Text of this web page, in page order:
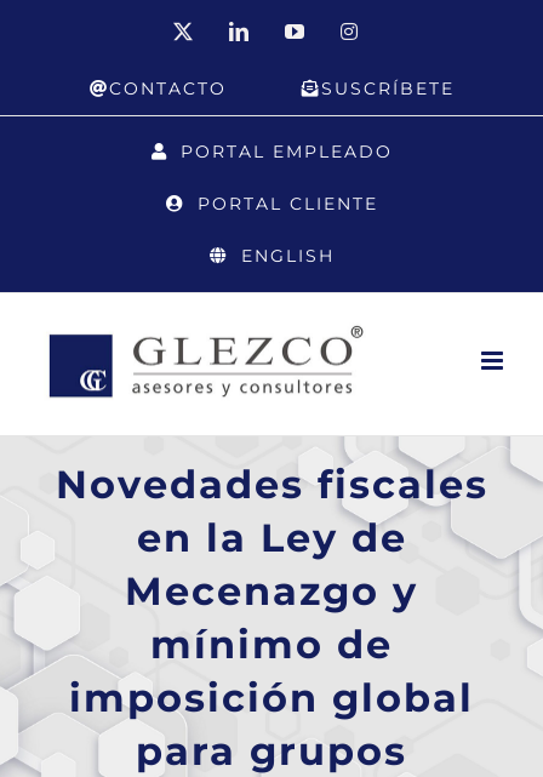
LinkedInYouTubeInstagram
CONTACTO SUSCRÍBETE
PORTAL EMPLEADO
PORTAL CLIENTE
ENGLISH
Novedades fiscales
en la Ley de
Mecenazgo y
mínimo de
imposición global
para grupos